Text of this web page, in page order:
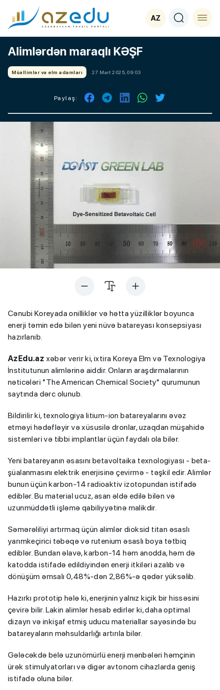
AZ
Alimlərdən maraqlı KƏŞF
Müəllimlər və elm adamları 27 Mart 2025, 09:03
Paylaş:
Cənubi Koreyada onilliklər və hətta yüzilliklər boyunca
enerji təmin edə bilən yeni nüvə batareyası konsepsiyası
hazırlanıb.
AzEdu.az xəbər verir ki, ixtira Koreya Elm və Texnologiya
İnstitutunun alimlərinə aiddir. Onların araşdırmalarının
nəticələri "The American Chemical Society" qurumunun
saytında dərc olunub.
Bildirilir ki, texnologiya litium-ion batareyalarını əvəz
etməyi hədəfləyir və xüsusilə dronlar, uzaqdan müşahidə
sistemləri və tibbi implantlar üçün faydalı ola bilər.
Yeni batareyanın əsasını betavoltaika texnologiyası - beta-
şüalanmasını elektrik enerjisinə çevirmə - təşkil edir. Alimlər
bunun üçün karbon-14 radioaktiv izotopundan istifadə
ediblər. Bu material ucuz, asan əldə edilə bilən və
uzunmüddətli işləmə qabiliyyətinə malikdir.
Səmərəliliyi artırmaq üçün alimlər dioksid titan əsaslı
yarımkeçirici təbəqə və rutenium əsaslı boya tətbiq
ediblər. Bundan əlavə, karbon-14 həm anodda, həm də
katodda istifadə edildiyindən enerji itkiləri azalıb və
dönüşüm əmsalı 0,48%-dən 2,86%-ə qədər yüksəlib.
Hazırkı prototip hələ ki, enerjinin yalnız kiçik bir hissəsini
çevirə bilir. Lakin alimlər hesab edirlər ki, daha optimal
dizayn və inkişaf etmiş uducu materiallar sayəsində bu
batareyaların məhsuldarlığı artırıla bilər.
Gələcəkdə belə uzunömürlü enerji mənbələri həmçinin
ürək stimulyatorları və digər avtonom cihazlarda geniş
istifadə oluna bilər.